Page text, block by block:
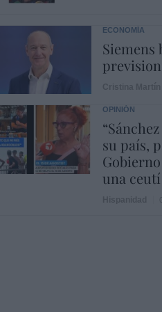
ECONOMÍA
Siemens
OPINIÓN
su país,
una ceutí